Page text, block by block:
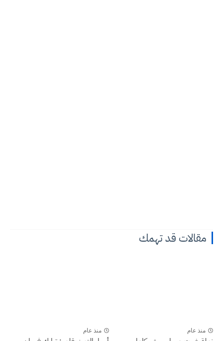
مقالات قد تهمك
منذ عام منذ عام